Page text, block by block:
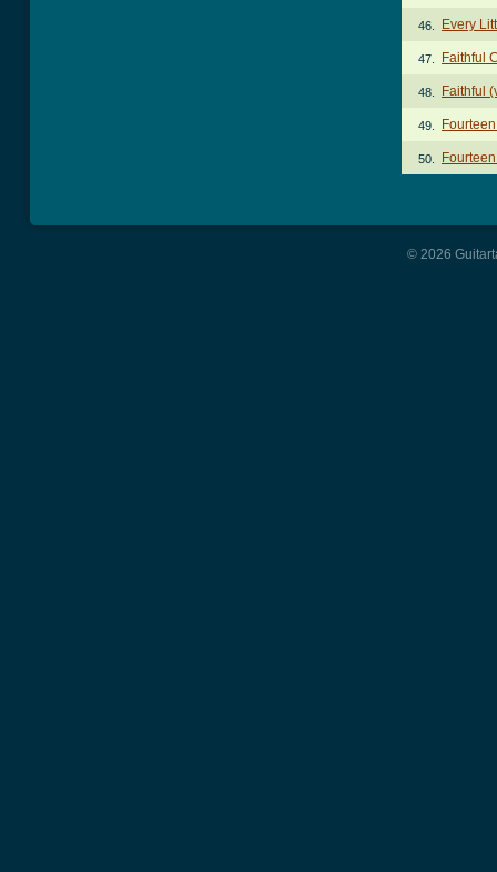
46. Every
47. Faithful
48. Faithful
49.
50.
© 2026